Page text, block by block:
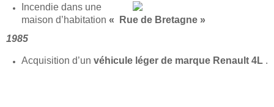
Incendie dans une
maison d’habitation « Rue de Bretagne »
1985
Acquisition d’un véhicule léger de marque Renault 4L .